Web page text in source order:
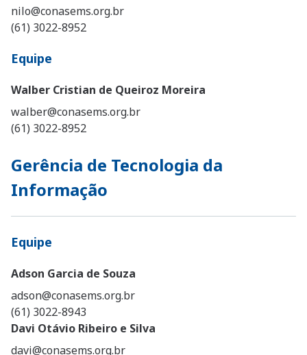
nilo@conasems.org.br
(61) 3022-8952
Equipe
Walber Cristian de Queiroz Moreira
walber@conasems.org.br
(61) 3022-8952
Gerência de Tecnologia da
Informação
Equipe
Adson Garcia de Souza
adson@conasems.org.br
(61) 3022-8943
Davi Otávio Ribeiro e Silva
davi@conasems.org.br